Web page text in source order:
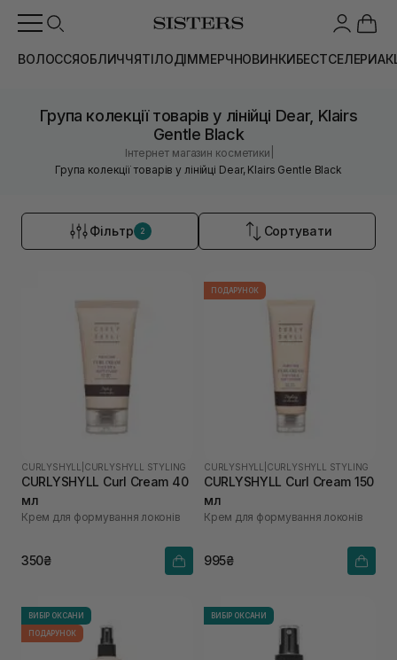
ВОЛОССЯОБЛИЧЧЯТІЛОДІММЕРЧНОВИНКИБЕСТСЕЛЕРИ
Група колекції товарів у лінійці Dear, Klairs
Gentle Black
Інтернет магазин косметики
Група колекції товарів у лінійці Dear, Klairs Gentle Black
Фільтр 2 Сортувати
CURLYSHYLL CURLYSHYLL STYLING
CURLYSHYLL Curl Cream 40
мл
Крем для формування локонів
350₴
ПОДАРУНОК
CURLYSHYLL CURLYSHYLL STYLING
CURLYSHYLL Curl Cream 150
мл
Крем для формування локонів
995₴
ВИБІР ОКСАНИ
ПОДАРУНОК
ВИБІР ОКСАНИ